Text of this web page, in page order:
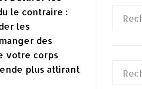
le contraire :
les
des
votre corps
plus attirant